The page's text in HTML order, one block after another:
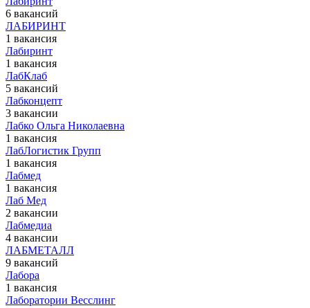
6 вакансий
ЛАБИРИНТ
1 вакансия
Лабиринт
1 вакансия
ЛабКлаб
5 вакансий
Лабконцепт
3 вакансии
Лабко Ольга Николаевна
1 вакансия
ЛабЛогистик Групп
1 вакансия
Лабмед
1 вакансия
Лаб Мед
2 вакансии
Лабмедиа
4 вакансии
ЛАБМЕТАЛЛ
9 вакансий
Лабора
1 вакансия
Лаборатории Весслинг